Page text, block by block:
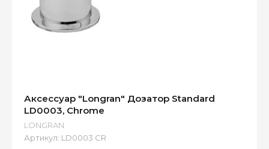
Аксессуар "Longran" Дозатор Standard
LD0003, Chrome
LONGRAN
Артикул: LD0003 CR